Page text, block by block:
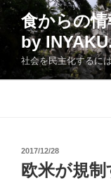
コ
食からの
by
社会を民主化するに
投
稿
日:
2017/12/28
欧米が規